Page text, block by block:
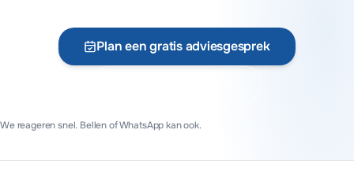
Plan een gratis adviesgesprek
We reageren snel. Bellen of WhatsApp kan ook.